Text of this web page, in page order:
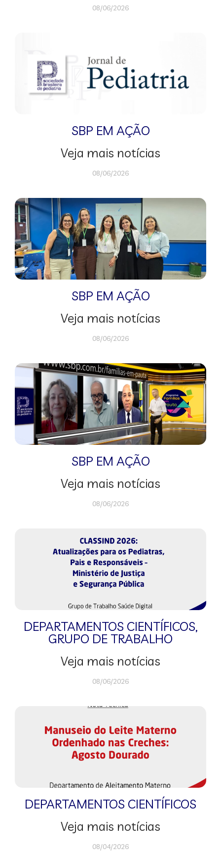
08/06/2026
SBP EM AÇÃO
Veja mais notícias
08/06/2026
SBP EM AÇÃO
Veja mais notícias
08/06/2026
SBP EM AÇÃO
Veja mais notícias
08/06/2026
DEPARTAMENTOS CIENTÍFICOS,
GRUPO DE TRABALHO
Veja mais notícias
08/06/2026
DEPARTAMENTOS CIENTÍFICOS
Veja mais notícias
08/04/2026